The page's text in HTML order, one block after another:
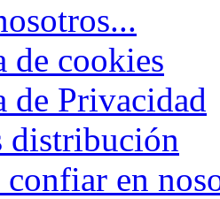
de cookies
de Privacidad
distribución
confiar en